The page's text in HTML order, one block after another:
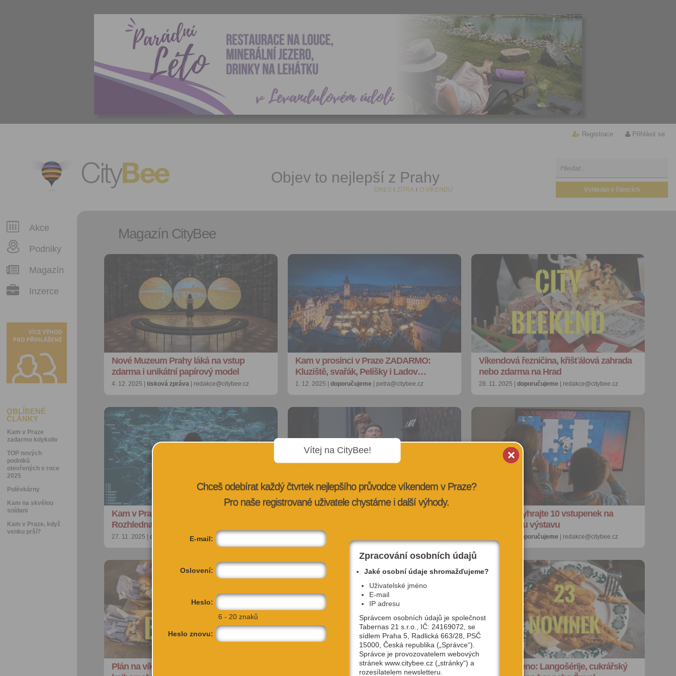
Registrace Přihlásit se
CityBee Objev to nejlepší z Prahy
DNES i ZÍTRA i O VÍKENDU
Akce
Podniky
Magazín
Inzerce
OBLÍBENÉ
ČLÁNKY
Kam v Praze
zadarmo kdykoliv
TOP nových
podniků
otevřených v roce
2025
Polévkárny
Kam na skvělou
snídani
Kam v Praze, když
venku prší?
Magazín CityBee
Nové Muzeum Prahy láká na vstup
zdarma i unikátní papírový model
4. 12. 2025 | tisková zpráva | redakce@citybee.cz
Kam v prosinci v Praze ZADARMO:
Kluziště, svařák, Pelíšky i Ladov…
1. 12. 2025 | doporučujeme | petra@citybee.cz
Víkendová řezničina, křišťálová zahrada
nebo zdarma na Hrad
28. 11. 2025 | doporučujeme | redakce@citybee.cz
Kam v Praze zadarmo & kdykoli:
Rozhledna, zookoutek, galerie i bu…
27. 11. 2025 | doporučujeme| redakce@citybee.cz 25. 11. 2025 |
SOUTĚŽ: Vyhrajte 10 vstupenek na
pohádkovou výstavu
doporučujeme | redakce@citybee.cz
Plán na víkend: Pro otrlé diváky,
Levandulové údolí otevřelo největší
Nově otevřeno: Langošérije, cukrářský
Vítej na CityBee!
Chceš odebírat každý čtvrtek nejlepšího průvodce víkendem v Praze?
Pro naše registrované uživatele chystáme i další výhody.
E-mail:
Oslovení:
Heslo:
6 - 20 znaků
Heslo znovu:
Zpracování osobních údajů
Jaké osobní údaje shromažďujeme?
Uživatelské jméno
E-mail
IP adresu
Správcem osobních údajů je společnost
Tabernas 21 s.r.o., IČ: 24169072, se
sídlem Praha 5, Radlická 663/28, PSČ
15000, Česká republika („Správce“).
Správce je provozovatelem webových
stránek www.citybee.cz („stránky“) a
rozesílatelem newsletteru.